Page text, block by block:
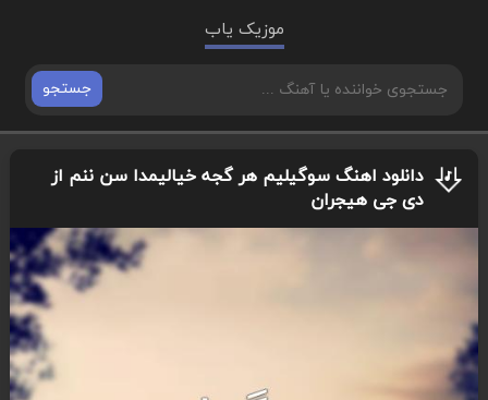
موزیک یاب
جستجو
دانلود اهنگ سوگیلیم هر گجه خیالیمدا سن ننم از
دی جی هیجران